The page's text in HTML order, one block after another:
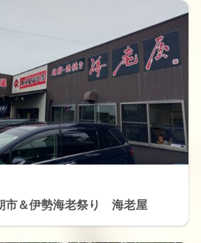
＆伊勢海老祭り 海老屋